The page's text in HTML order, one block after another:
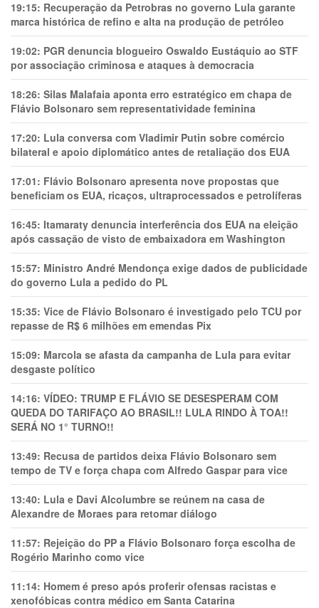
19:15: Recuperação da Petrobras no governo Lula garante
marca histórica de refino e alta na produção de petróleo
19:02: PGR denuncia blogueiro Oswaldo Eustáquio ao STF
por associação criminosa e ataques à democracia
18:26: Silas Malafaia aponta erro estratégico em chapa de
Flávio Bolsonaro sem representatividade feminina
17:20: Lula conversa com Vladimir Putin sobre comércio
bilateral e apoio diplomático antes de retaliação dos EUA
17:01: Flávio Bolsonaro apresenta nove propostas que
beneficiam os EUA, ricaços, ultraprocessados e petrolíferas
16:45: Itamaraty denuncia interferência dos EUA na eleição
após cassação de visto de embaixadora em Washington
15:57: Ministro André Mendonça exige dados de publicidade
do governo Lula a pedido do PL
15:35: Vice de Flávio Bolsonaro é investigado pelo TCU por
repasse de R$ 6 milhões em emendas Pix
15:09: Marcola se afasta da campanha de Lula para evitar
desgaste político
14:16: VÍDEO: TRUMP E FLÁVIO SE DESESPERAM COM
QUEDA DO TARIFAÇO AO BRASIL!! LULA RINDO À TOA!!
SERÁ NO 1° TURNO!!
13:49: Recusa de partidos deixa Flávio Bolsonaro sem
tempo de TV e força chapa com Alfredo Gaspar para vice
13:40: Lula e Davi Alcolumbre se reúnem na casa de
Alexandre de Moraes para retomar diálogo
11:57: Rejeição do PP a Flávio Bolsonaro força escolha de
Rogério Marinho como vice
11:14: Homem é preso após proferir ofensas racistas e
xenofóbicas contra médico em Santa Catarina